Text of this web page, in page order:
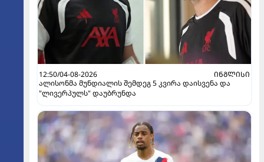
12:50/04-08-2026
ᲘᲜᲒᲚᲘᲡᲘ
ალისონმა მუნდიალის შემდეგ 5 კვირა დაისვენა და
"ლივერპულს" დაუბრუნდა